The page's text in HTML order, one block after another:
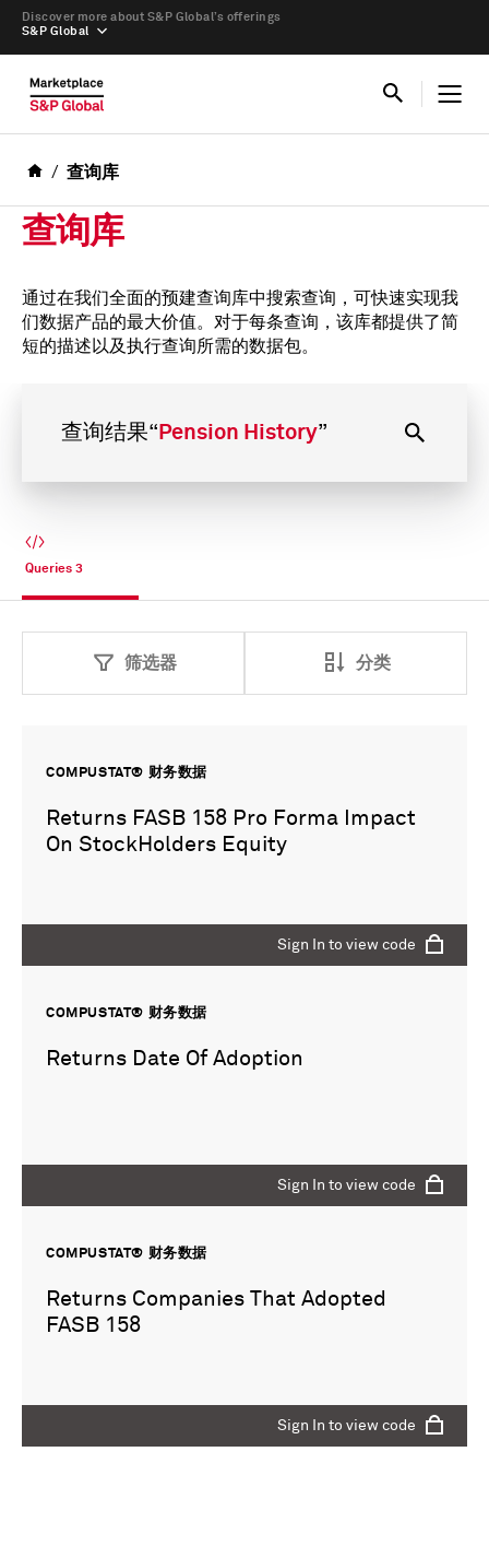
S&P Global
Discover more about S&P Global’s offerings
查询库
查询库
通过在我们全面的预建查询库中搜索查询，可快速实现我
们数据产品的最大价值。对于每条查询，该库都提供了简
短的描述以及执行查询所需的数据包。
查询结果“ Pension History”
Queries 3
筛选器 分类
COMPUSTAT® 财务数据
Returns FASB 158 Pro Forma Impact
On StockHolders Equity
Sign In to view code
COMPUSTAT® 财务数据
Returns Date Of Adoption
Sign In to view code
COMPUSTAT® 财务数据
Returns Companies That Adopted
FASB 158
Sign In to view code